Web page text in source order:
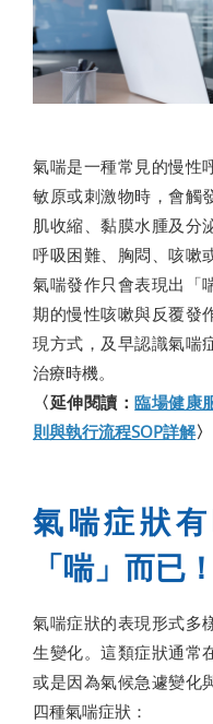
氣喘是一種常見的慢性
敏原或刺激物時，會觸
肌收縮、黏膜水腫及分
呼吸困難、胸悶、咳嗽
氣喘發作只會表現出「
期的慢性咳嗽與反覆發
現方式，及早認識氣喘
治療時機。
〈延伸閱讀：臨場健康
則與執行流程SOP詳解〉
氣喘症狀
「喘」而已！
氣喘症狀的表現形式多
生變化。這類症狀通常
或是因為氣候急遽變化
四種氣喘症狀：